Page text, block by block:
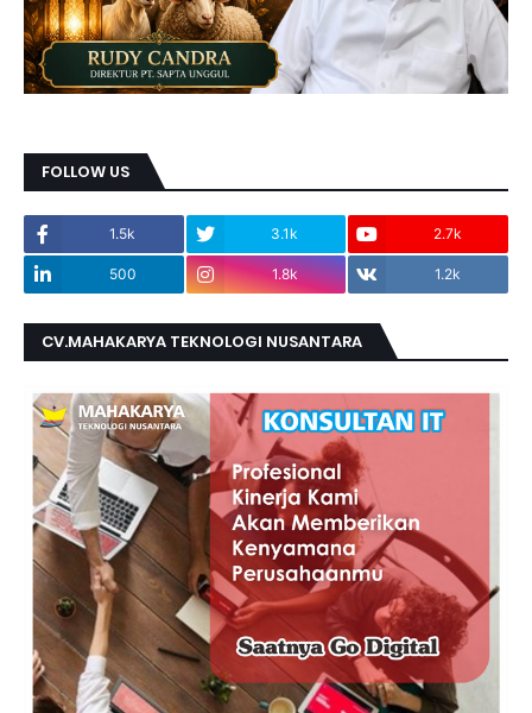
FOLLOW US
1.5k 3.1k 2.7k
500 1.8k 1.2k
CV.MAHAKARYA TEKNOLOGI NUSANTARA